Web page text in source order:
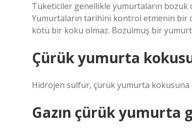
Tüketiciler genellikle yumurtaların bozuk
Yumurtaların tarihini kontrol etmenin bir
kötü bir koku olmaz. Bozulmuş bir
Çürük yumurta
Hidrojen sülfür, çürük yumurta kokusuna
Gazın çürük yumurta